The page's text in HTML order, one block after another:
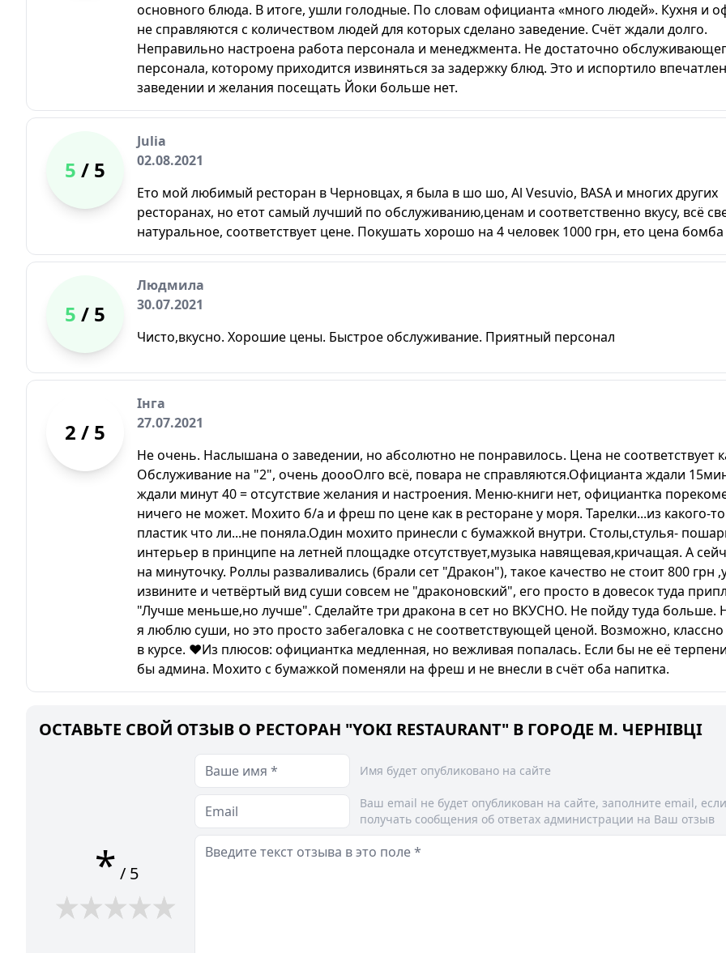
основного блюда. В итоге, ушли голодные. По словам официанта «много людей». Кухня и
не справляются с количеством людей для которых сделано заведение. Счёт ждали долго.
Неправильно настроена работа персонала и менеджмента. Не достаточно
персонала, которому приходится извиняться за задержку блюд. Это и испортило
заведении и желания посещать Йоки больше нет.
5 / 5
Julia
02.08.2021
Ето мой любимый ресторан в Черновцах, я была в шо шо, Al Vesuvio, BASA и многих других
ресторанах, но етот самый лучший по обслуживанию,ценам и соответственно вкусу, всё
натуральное, соответствует цене. Покушать хорошо на 4 человек 1000 грн, ето цена бомба
5 / 5
Людмила
30.07.2021
Чисто,вкусно. Хорошие цены. Быстрое обслуживание. Приятный персонал
2 / 5
Інга
27.07.2021
Не очень. Наслышана о заведении, но абсолютно не понравилось. Цена не соответствует
Обслуживание на "2", очень доооОлго всё, повара не справляются.Официанта ждали
ждали минут 40 = отсутствие желания и настроения. Меню-книги нет, официантка
ничего не может. Мохито б/а и фреш по цене как в ресторане у моря. Тарелки...из какого-
пластик что ли...не поняла.Один мохито принесли с бумажкой внутри. Столы,стулья-
интерьер в принципе на летней площадке отсутствует,музыка навящевая,кричащая. А
на минуточку. Роллы разваливались (брали сет "Дракон"), такое качество не стоит 800 грн
извините и четвёртый вид суши совсем не "драконовский", его просто в довесок туда
"Лучше меньше,но лучше". Сделайте три дракона в сет но ВКУСНО. Не пойду туда больше.
я люблю суши, но это просто забегаловка с не соответствующей ценой. Возможно,
в курсе. ❤Из плюсов: официантка медленная, но вежливая попалась. Если бы не её
бы админа. Мохито с бумажкой поменяли на фреш и не внесли в счёт оба напитка.
ОСТАВЬТЕ СВОЙ ОТЗЫВ О РЕСТОРАН "YOKI RESTAURANT" В ГОРОДЕ М. ЧЕРНІВЦІ
* / 5
Имя будет опубликовано на сайте
Ваш email не будет опубликован на сайте, заполните email,
получать сообщения об ответах администрации на Ваш отзыв